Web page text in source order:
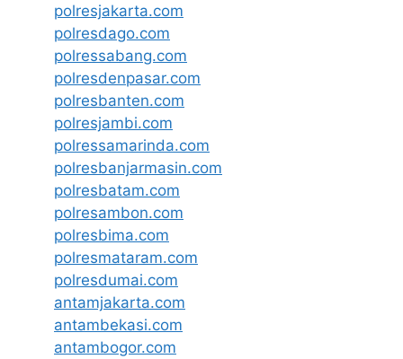
polresjakarta.com
polresdago.com
polressabang.com
polresdenpasar.com
polresbanten.com
polresjambi.com
polressamarinda.com
polresbanjarmasin.com
polresbatam.com
polresambon.com
polresbima.com
polresmataram.com
polresdumai.com
antamjakarta.com
antambekasi.com
antambogor.com